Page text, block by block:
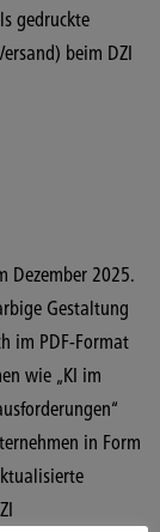
gedruckte
beim DZI
Dezember 2025.
Gestaltung
im PDF-Format
wie „KI im
in Form